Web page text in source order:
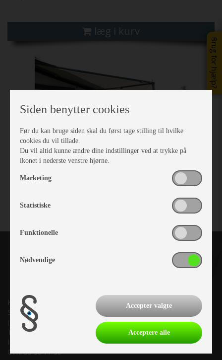
Brug for hjælp?
læg i kurv
Previous Next
Kronjyllands Camping Center A/S
Suderholmen 10, 8960 Randers SØ
(Lige ud til Grenåvej)
Tlf. +45 87 10 98 70
Info@as-kcc.dk
CVR: 33 38 77 33
Siden benytter cookies
Før du kan bruge siden skal du først tage stilling til hvilke
cookies du vil tillade.
Du vil altid kunne ændre dine indstillinger ved at trykke på
ikonet i nederste venstre hjørne.
Marketing
Statistiske
Funktionelle
Nødvendige
Accepter valgte
Acceptere alle